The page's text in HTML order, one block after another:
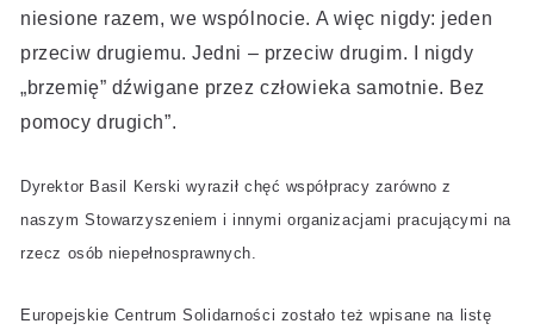
niesione razem, we wspólnocie. A więc nigdy: jeden
przeciw drugiemu. Jedni – przeciw drugim. I nigdy
„brzemię” dźwigane przez człowieka samotnie. Bez
pomocy drugich”.
Dyrektor Basil Kerski wyraził chęć współpracy zarówno z
naszym Stowarzyszeniem i innymi organizacjami pracującymi na
rzecz osób niepełnosprawnych.
Europejskie Centrum Solidarności zostało też wpisane na listę